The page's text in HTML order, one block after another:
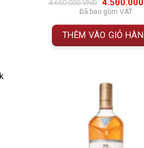
đánh giá
4.650.000VNĐ
gốc
là:
4.650.000
4.500.000
Đã bao gồm VAT
THÊM VÀO GIỎ